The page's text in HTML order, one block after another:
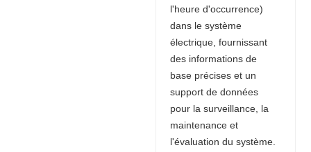
l'heure d'occurrence)
dans le système
électrique, fournissant
des informations de
base précises et un
support de données
pour la surveillance, la
maintenance et
l'évaluation du système.